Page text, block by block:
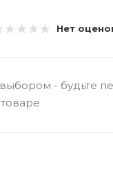
Нет
- будьте